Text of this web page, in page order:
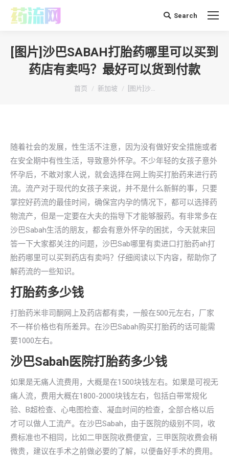
搜 Search
[图片]沙巴SABAH打胎药哪里可以买到
药店有卖吗？最好可以货到付款
你在这里：
首页 新加坡 [图片]沙…
随着社会的发展，性生活不注意，因为没有做好安全措施或者
在安全期中有性生活，导致意外怀孕。不少年轻的女孩子意外
怀孕后，不敢对家人说，就会选择在网上购买打胎药来进行药
流。流产对于现代的女孩子来说，并不是什么新鲜的事，只要
掌控好药流的最佳时间，确保宫内孕的情况下，都可以选择药
物流产，但是一定要在大夫的指导下才能够服药。有非常多在
沙巴Sabah生活的朋友，都会有意外怀孕的困扰，今天就来回
答一下大家都关注的问题，沙巴Sab哪里有卖进口打胎药ah打
胎药哪里可以买到药店有卖吗？仔细阅读以下内容，帮助你了
解药流的一些知识。
打胎药多少钱
打胎药米非司酮网上及药店都有卖，一般在500元左右，厂家
不一样价格也有所差异。在沙巴Sabah购买打胎药的话可能需
要1000左右。
沙巴Sabah医院打胎药多少钱
如果是无痛人流费用，大概是在1500块钱左右。如果是可视无
痛人流，费用大概在1800-2000块钱左右，包括白带常规化
验、B超检查、心电图检查、凝血时间的检查，全部合格以后
才可以做人工流产。在沙巴Sabah，由于医院的级别不同，收
费标准也不相同，比如二甲医院收费便宜，三甲医院收费会稍
微贵，建议在手术之前做必要的了解，以便备好手术的费用。